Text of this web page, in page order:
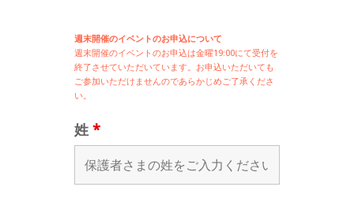
週末開催のイベントのお申込について
週末開催のイベントのお申込は金曜19:00にて受付を
終了させていただいています。お申込いただいても
ご参加いただけませんのであらかじめご了承くださ
い。
姓 *